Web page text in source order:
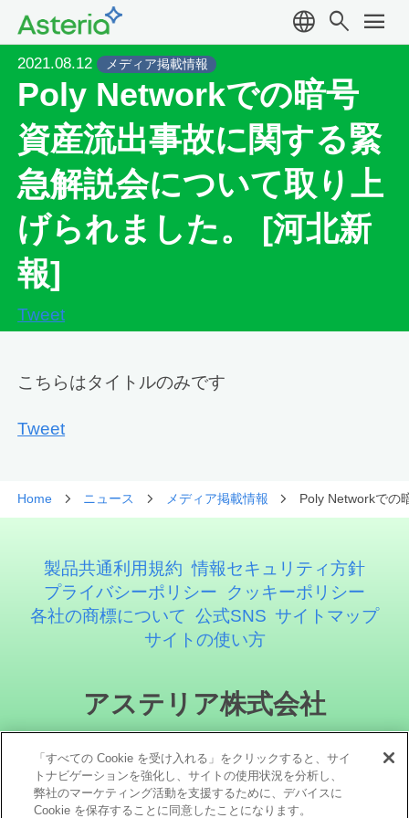
language search menu
2021.08.12 メディア掲載情報
Poly Networkでの暗号
資産流出事故に関する緊
急解説会について取り上
げられました。 [河北新
報]
Tweet
こちらはタイトルのみです
Tweet
Home ニュース メディア掲載情報 Poly Networkでの
製品共通利用規約 情報セキュリティ方針
プライバシーポリシー
クッキーポリシー
各社の商標について 公式SNS サイトマップ
サイトの使い方
アステリア株式会社
「すべての Cookie を受け入れる」をクリックすると、サイ
トナビゲーションを強化し、サイトの使用状況を分析し、
弊社のマーケティング活動を支援するために、デバイスに
Cookie を保存することに同意したことになります。